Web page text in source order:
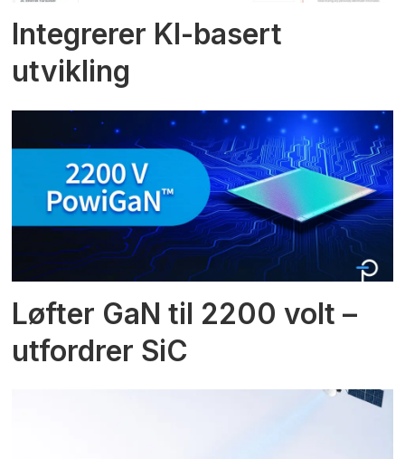
Integrerer KI-basert
utvikling
Løfter GaN til 2200 volt –
utfordrer SiC